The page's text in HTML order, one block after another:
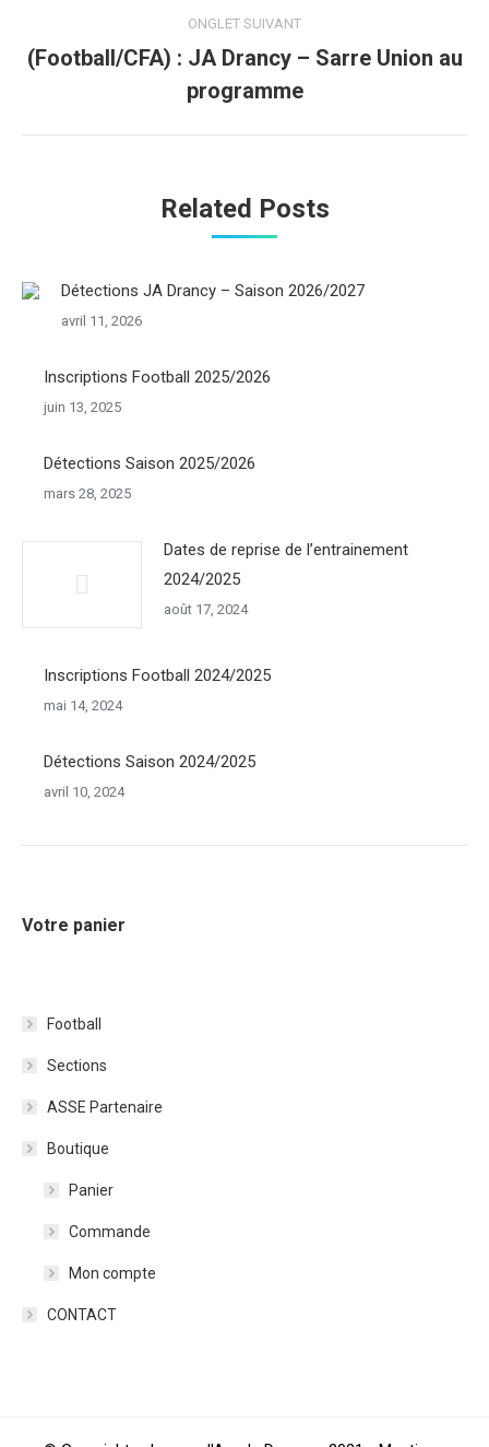
commentaireONGLET SUIVANT
Onglet
suivant
(Football/CFA) : JA Drancy – Sarre Union au
programme
Related Posts
Détections JA Drancy – Saison 2026/2027
avril 11, 2026
Inscriptions Football 2025/2026
juin 13, 2025
Détections Saison 2025/2026
mars 28, 2025
Dates de reprise de l’entrainement
2024/2025
août 17, 2024
Inscriptions Football 2024/2025
mai 14, 2024
Détections Saison 2024/2025
avril 10, 2024
Votre panier
Football
Sections
ASSE Partenaire
Boutique
Panier
Commande
Mon compte
CONTACT